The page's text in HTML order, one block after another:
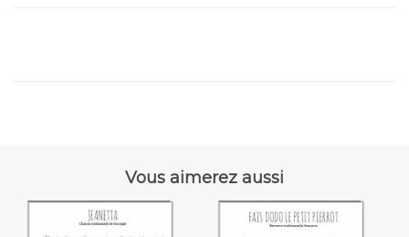
Vous aimerez aussi